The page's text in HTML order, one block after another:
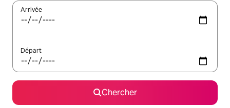
Arrivée
Départ
Chercher